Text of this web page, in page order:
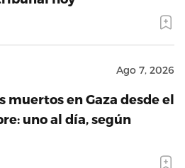
Ago 7, 2026
muertos en Gaza desde el
uno al día, según